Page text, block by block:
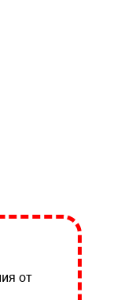
от